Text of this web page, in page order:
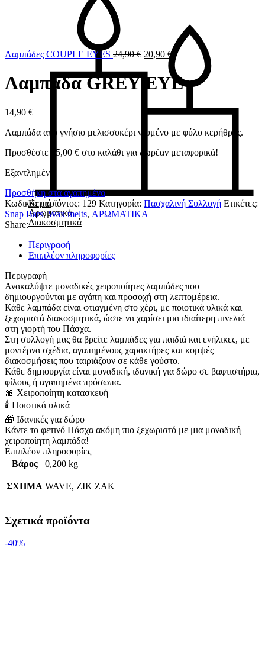
Κεριά
Αρωματικά
Διακοσμητικά
Λαμπάδες COUPLE EYES 24,90€ 20,90 €
Λαμπάδα GREY EYE
14,90 €
Λαμπάδα από γνήσιο μελισσοκέρι ντυμένο με φύλο κερήθρας.
Προσθέστε
45,00 € στο καλάθι για δωρέαν μεταφορικά!
Εξαντλημένο
Προσθήκη στα αγαπημένα
Κωδικός προϊόντος: 129 Κατηγορία: Πασχαλινή Συλλογή Ετικέτες:
Snap Bars, Wax melts, ΑΡΩΜΑΤΙΚΑ
Share:
Περιγραφή
Επιπλέον πληροφορίες
Περιγραφή
Ανακαλύψτε μοναδικές χειροποίητες λαμπάδες που
δημιουργούνται με αγάπη και προσοχή στη λεπτομέρεια.
Κάθε λαμπάδα είναι φτιαγμένη στο χέρι, με ποιοτικά υλικά και
ξεχωριστά διακοσμητικά, ώστε να χαρίσει μια ιδιαίτερη πινελιά
στη γιορτή του Πάσχα.
Στη συλλογή μας θα βρείτε λαμπάδες για παιδιά και ενήλικες, με
μοντέρνα σχέδια, αγαπημένους χαρακτήρες και κομψές
διακοσμήσεις που ταιριάζουν σε κάθε γούστο.
Κάθε δημιουργία είναι μοναδική, ιδανική για δώρο σε βαφτιστήρια,
φίλους ή αγαπημένα πρόσωπα.
🎀 Χειροποίητη κατασκευή
🕯 Ποιοτικά υλικά
🎁 Ιδανικές για δώρο
Κάντε το φετινό Πάσχα ακόμη πιο ξεχωριστό με μια μοναδική
χειροποίητη λαμπάδα!
Επιπλέον πληροφορίες
Βάρος
0,200 kg
ΣΧΗΜΑ WAVE, ZIK ZAK
Σχετικά προϊόντα
-40%